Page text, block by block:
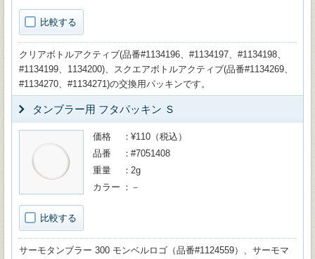
比較する
クリアボトルアクティブ(品番#1134196、#1134197、#1134198、
#1134199、1134200)、スクエアボトルアクティブ(品番#1134269、
#1134270、#1134271)の交換用パッキンです。
タンブラー用 フタパッキン Ｓ
比較する
価格
¥110（税込）
品番
#7051408
重量
2g
カラー
－
サーモタンブラー 300 モンベルロゴ（品番#1124559）、サーモマ